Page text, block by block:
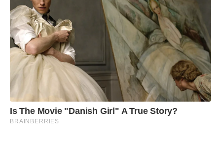
Is The Movie "Danish Girl" A True Story?
BRAINBERRIES